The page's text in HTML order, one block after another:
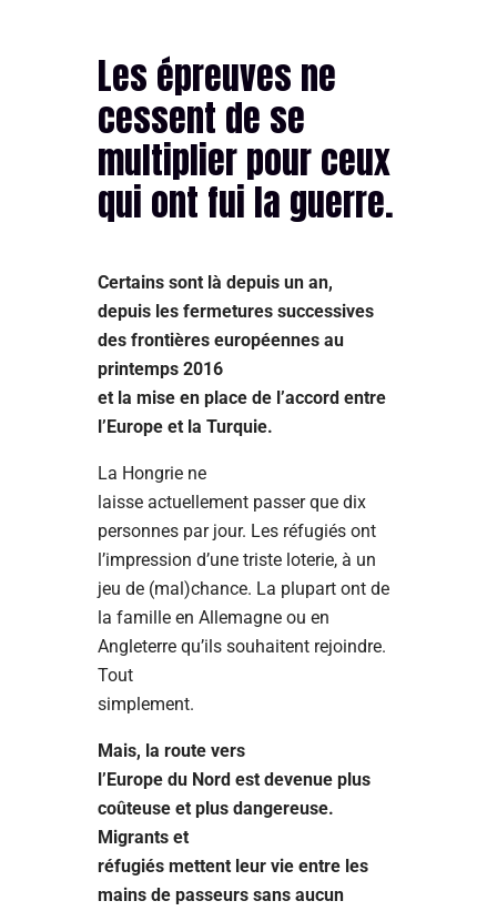
Les épreuves ne
cessent de se
multiplier pour ceux
qui ont fui la guerre.
Certains sont là depuis un an,
depuis les fermetures successives
des frontières européennes au
printemps 2016
et la mise en place de l’accord entre
l’Europe et la Turquie.
La Hongrie ne
laisse actuellement passer que dix
personnes par jour. Les réfugiés ont
l’impression d’une triste loterie, à un
jeu de (mal)chance. La plupart ont de
la famille en Allemagne ou en
Angleterre qu’ils souhaitent rejoindre.
Tout
simplement.
Mais, la route vers
l’Europe du Nord est devenue plus
coûteuse et plus dangereuse.
Migrants et
réfugiés mettent leur vie entre les
mains de passeurs sans aucun